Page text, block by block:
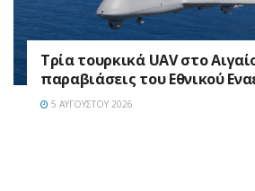
Τρία τουρκικά UAV στο
παραβιάσεις του Εθνικού
5 ΑΥΓΟΎΣΤΟΥ 2026